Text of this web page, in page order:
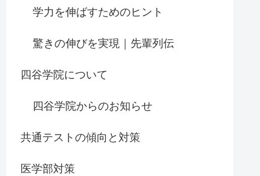
学力を伸ばすためのヒント
驚きの伸びを実現｜先輩列伝
四谷学院について
四谷学院からのお知らせ
共通テストの傾向と対策
医学部対策